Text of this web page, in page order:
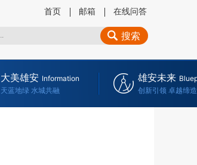
首页 邮箱 在线问答
搜索
大美雄安 Information
天蓝地绿 水城共融
雄安未来
创新引领 卓越缔造